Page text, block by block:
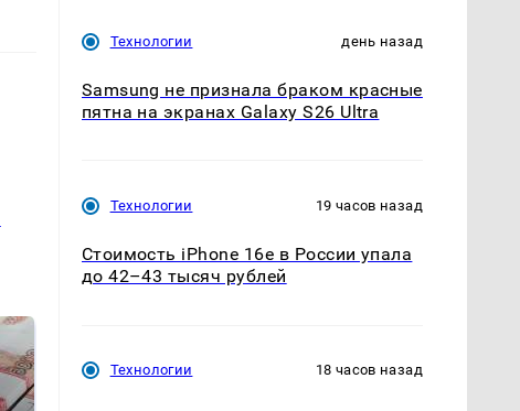
Технологии день назад
Samsung не признала браком красные
пятна на экранах Galaxy S26 Ultra
Технологии 19 часов назад
Стоимость iPhone 16e в России упала
до 42–43 тысяч рублей
Технологии 18 часов назад